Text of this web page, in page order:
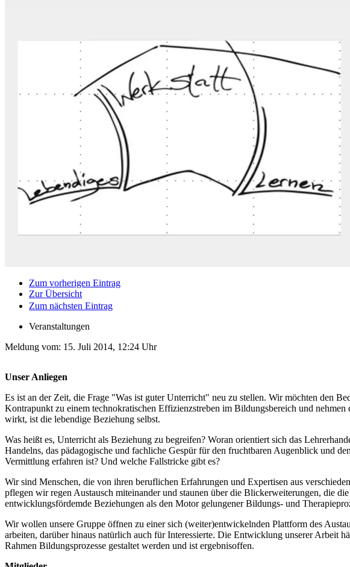
Zum vorherigen Eintrag
Zur Übersicht
Zum nächsten Eintrag
Veranstaltungen
Meldung vom: 15. Juli 2014, 12:24 Uhr
Unser Anliegen
Es ist an der Zeit, die Frage "Was ist guter Unterricht" neu zu stellen. Wir möchten den
Kontrapunkt zu einem technokratischen Effizienzstreben im Bildungsbereich und
wirkt, ist die lebendige Beziehung selbst.
Was heißt es, Unterricht als Beziehung zu begreifen? Woran orientiert sich das
Handelns, das pädagogische und fachliche Gespür für den fruchtbaren Augenblick und
Vermittlung erfahren ist? Und welche Fallstricke gibt es?
Wir sind Menschen, die von ihren beruflichen Erfahrungen und Expertisen aus
pflegen wir regen Austausch miteinander und staunen über die Blickerweiterungen, die
entwicklungsfördemde Beziehungen als den Motor gelungener Bildungs- und
Wir wollen unsere Gruppe öffnen zu einer sich (weiter)entwickelnden Plattform des
arbeiten, darüber hinaus natürlich auch für Interessierte. Die Entwicklung unserer Arbeit
Rahmen Bildungsprozesse gestaltet werden und ist ergebnisoffen.